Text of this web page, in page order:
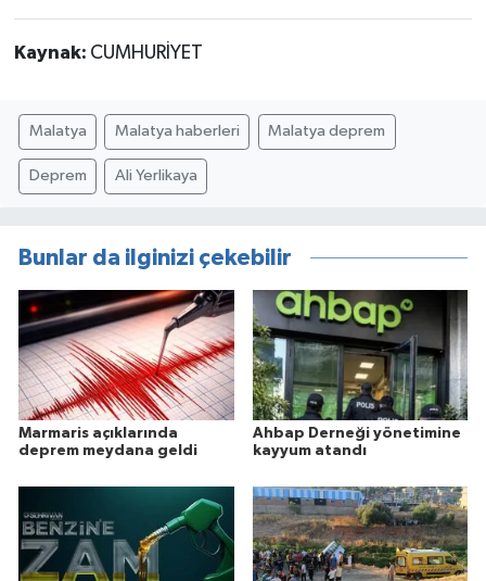
Kaynak: CUMHURİYET
Malatya Malatya haberleri Malatya deprem
Deprem Ali Yerlikaya
Bunlar da ilginizi çekebilir
Marmaris açıklarında
deprem meydana geldi
Ahbap Derneği yönetimine
kayyum atandı